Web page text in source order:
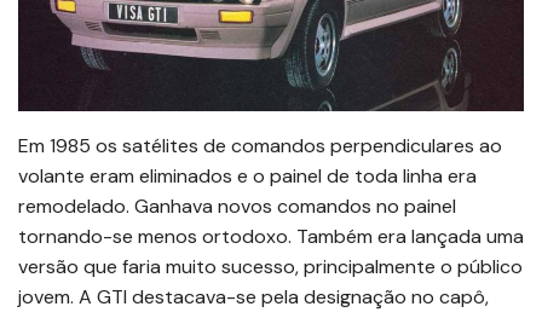
Em 1985 os satélites de comandos perpendiculares ao
volante eram eliminados e o painel de toda linha era
remodelado. Ganhava novos comandos no painel
tornando-se menos ortodoxo. Também era lançada uma
versão que faria muito sucesso, principalmente o público
jovem. A GTI destacava-se pela designação no capô,